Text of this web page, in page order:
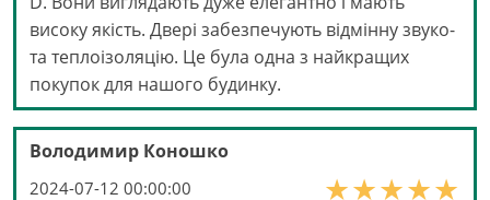
високу якість. Двері забезпечують відмінну звуко-
та теплоізоляцію. Це була одна з найкращих
покупок для нашого будинку.
Володимир Коношко
2024-07-12 00:00:00